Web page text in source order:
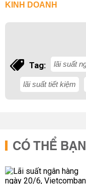
KINH DOANH
Tag: lãi suất
lãi suất tiết kiệm
CÓ THỂ